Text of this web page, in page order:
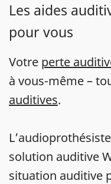
Les aides
pour vous
Votre perte
à vous-même –
auditives.
solution auditive
situation auditive